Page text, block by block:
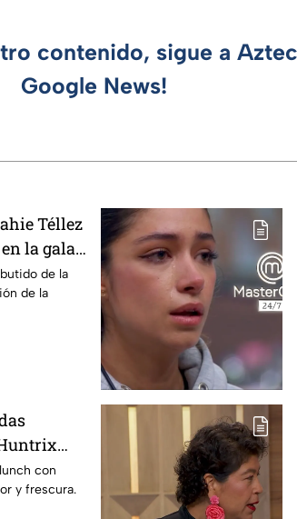
contenido, sigue a
Google News!
Téllez
la gala
24/7
de la
de la
a
con
y frescura.